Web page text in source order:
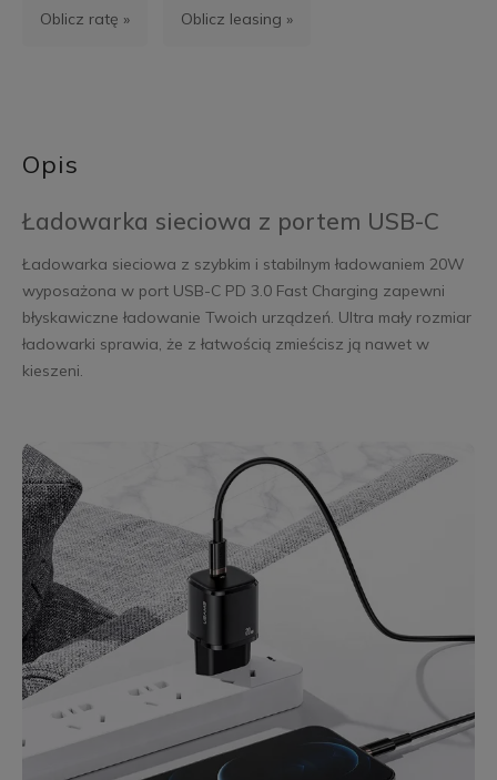
Oblicz ratę » Oblicz leasing »
Opis
Ładowarka sieciowa z portem USB-C
Ładowarka sieciowa z szybkim i stabilnym ładowaniem 20W
wyposażona w port USB-C PD 3.0 Fast Charging zapewni
błyskawiczne ładowanie Twoich urządzeń. Ultra mały rozmiar
ładowarki sprawia, że z łatwością zmieścisz ją nawet w
kieszeni.